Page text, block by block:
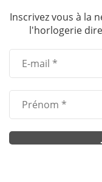
Inscrivez vous à la
l'horlogerie